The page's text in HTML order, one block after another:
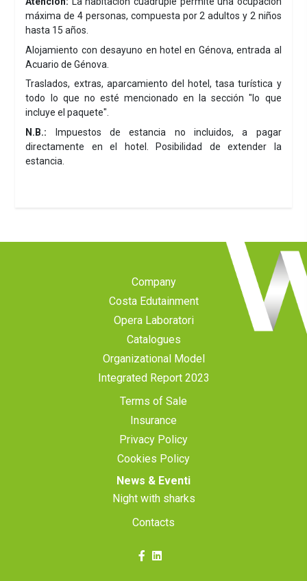
máxima de 4 personas, compuesta por 2 adultos y 2 niños
hasta 15 años.
Alojamiento con desayuno en hotel en Génova, entrada al
Acuario de Génova.
Traslados, extras, aparcamiento del hotel, tasa turística y
todo lo que no esté mencionado en la sección "lo que
incluye el paquete".
N.B.: Impuestos de estancia no incluidos, a pagar
directamente en el hotel. Posibilidad de extender la
estancia.
Company
Costa Edutainment
Opera Laboratori
Catalogues
Organizational Model
Integrated Report 2023
Terms of Sale
Insurance
Privacy Policy
Cookies Policy
News & Eventi
Night with sharks
Contacts